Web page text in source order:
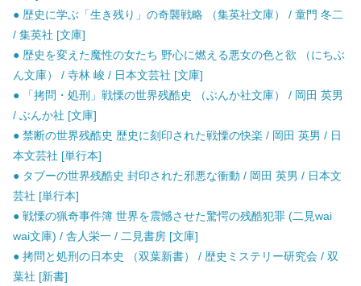
● 歴史に学ぶ「生き残り」の奇襲戦略 （集英社文庫） / 童門 冬二
/ 集英社 [文庫]
● 歴史を変えた魔性の女たち 野心に燃える悪女の色と欲 （にちぶ
ん文庫） / 寺林 峻 / 日本文芸社 [文庫]
● 「拷問・処刑」戦慄の世界残酷史 （ぶんか社文庫） / 岡田 英男
/ ぶんか社 [文庫]
● 禁断の世界残酷史 歴史に刻印された戦慄の快楽 / 岡田 英男 / 日
本文芸社 [単行本]
● タブーの世界残酷史 封印された邪悪な衝動 / 岡田 英男 / 日本文
芸社 [単行本]
● 戦慄の猟奇事件簿 世界を震憾させた驚愕の残酷犯罪 (二見wai
wai文庫) / 舎人栄一 / 二見書房 [文庫]
● 拷問と処刑の日本史 （双葉新書） / 歴史ミステリー研究会 / 双
葉社 [新書]